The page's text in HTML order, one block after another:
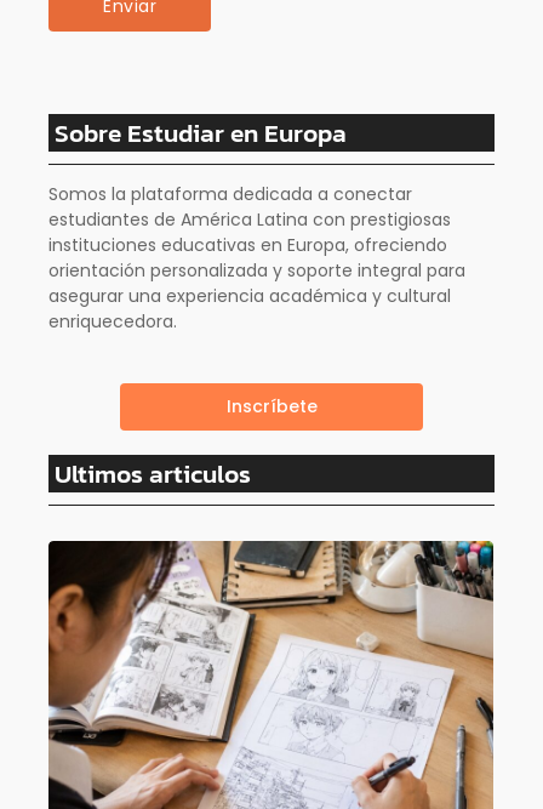
Sobre Estudiar en Europa
Somos la plataforma dedicada a conectar
estudiantes de América Latina con prestigiosas
instituciones educativas en Europa, ofreciendo
orientación personalizada y soporte integral para
asegurar una experiencia académica y cultural
enriquecedora.
Inscríbete
Ultimos articulos